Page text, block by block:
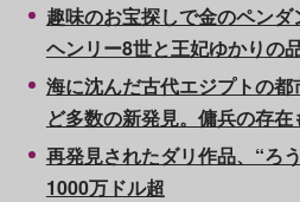
趣味のお宝探しで金のペン
ヘンリー8世と王妃ゆかりの
海に沈んだ古代エジプトの
ど多数の新発見。傭兵の存在
再発見されたダリ作品、“ろ
1000万ドル超